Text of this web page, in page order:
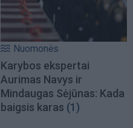
Nuomonės
Karybos ekspertai
Aurimas Navys ir
Mindaugas Sėjūnas: Kada
baigsis karas (1)